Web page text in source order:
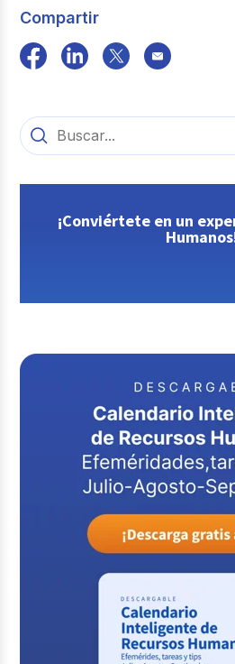
Compartir
¡Conviértete en un